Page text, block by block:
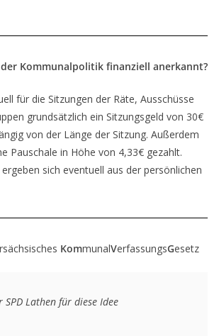
Kommunalpolitik finanziell anerkannt?
für die Sitzungen der Räte, Ausschüsse
grundsätzlich ein Sitzungsgeld von 30€
von der Länge der Sitzung. Außerdem
Pauschale in Höhe von 4,33€ gezahlt.
sich eventuell aus der persönlichen
KommunalVerfassungsGesetz
SPD Lathen für diese Idee